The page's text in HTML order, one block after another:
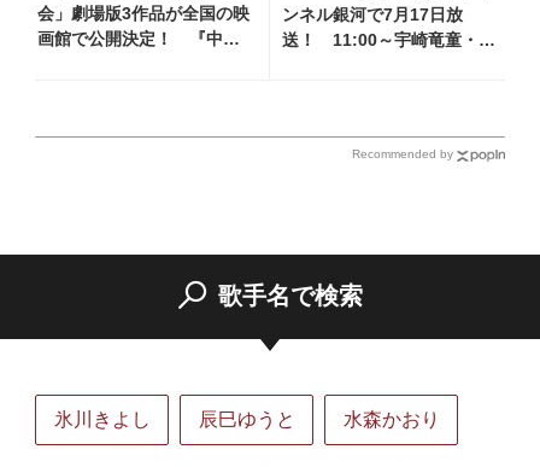
会」劇場版3作品が全国の映
画館で公開決定！ 『中島
ンネル銀河で7月17日放
送！ 11:00～宇崎竜童・藤
Recommended by
歌手名で検索
氷川きよし 辰巳ゆうと 水森かおり